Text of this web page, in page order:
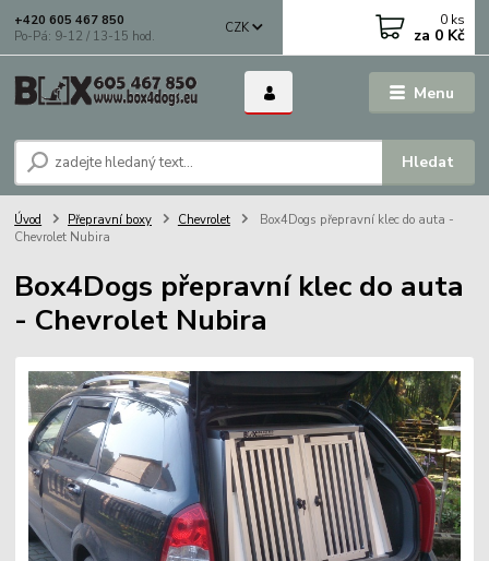
Menu
CZK
Hledat
+420 605 467 850
Po-Pá: 9-12 / 13-15 hod.
0 ks
za 0 Kč
Úvod Přepravní boxy Chevrolet
Box4Dogs přepravní klec do auta -
Chevrolet Nubira
Box4Dogs přepravní klec do auta
- Chevrolet Nubira